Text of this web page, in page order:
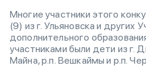
Многие участники этого
(9) из г. Ульяновска и других
дополнительного
участниками были дети из г.
Майна, р.п. Вешкаймы и р.п.